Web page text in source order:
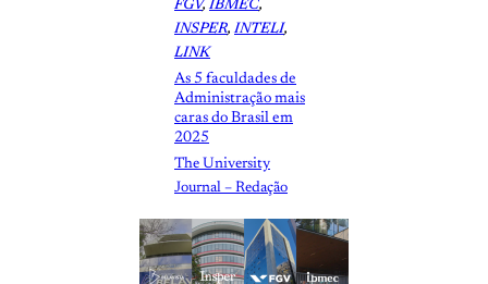
FGV, IBMEC
INSPER, INTELI
LINK
As 5 faculdades de
Administração mais
caras do Brasil em
2025
The University
Journal – Redação